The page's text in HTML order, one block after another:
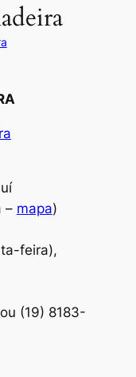
– mapa)
feira),
(19) 8183-